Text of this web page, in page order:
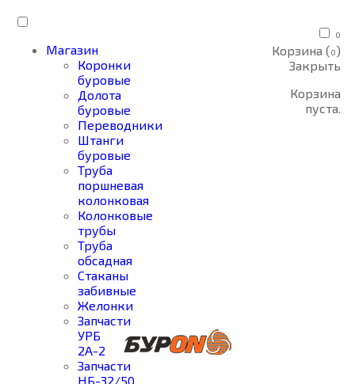
Магазин
Коронки
буровые
Долота
буровые
Переводники
Штанги
буровые
Труба
поршневая
колонковая
Колонковые
трубы
Труба
обсадная
Стаканы
забивные
Желонки
Запчасти
УРБ
2А-2
Запчасти
НБ-32/50
0
Корзина (0)
Закрыть
Корзина
пуста.